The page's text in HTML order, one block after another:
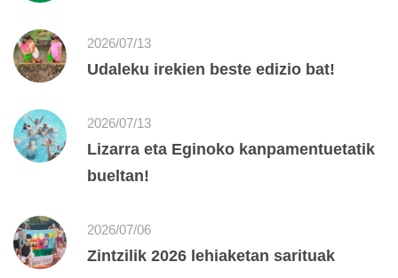
2026/07/13
Udaleku irekien beste edizio bat!
2026/07/13
Lizarra eta Eginoko kanpamentuetatik
bueltan!
2026/07/06
Zintzilik 2026 lehiaketan sarituak